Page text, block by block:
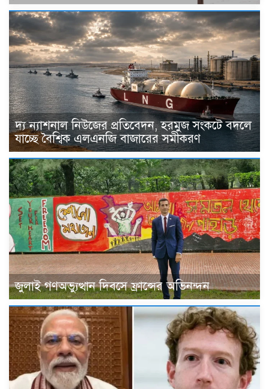
দ্য ন্যাশনাল নিউজের প্রতিবেদন, হরমুজ সংকটে বদলে
যাচ্ছে বৈশ্বিক এলএনজি বাজারের সমীকরণ
জুলাই গণঅভ্যুত্থান দিবসে ফ্রান্সের অভিনন্দন